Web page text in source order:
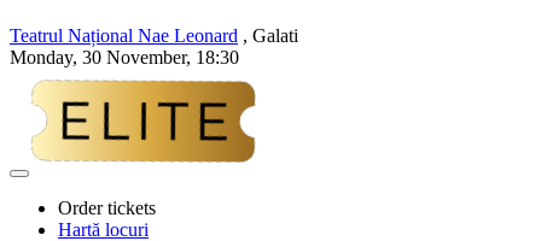
Teatrul Național Nae Leonard , Galati
Monday, 30 November, 18:30
Adaugă
favoriteOrder tickets
Hartă locuri